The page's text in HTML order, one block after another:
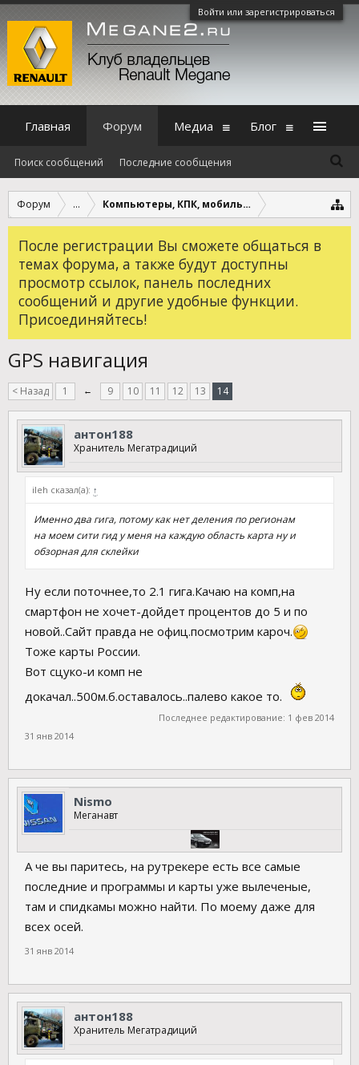
Войти или зарегистрироваться
Форум ... Компьютеры, КПК, мобильные устройства
После регистрации Вы сможете общаться в
темах форума, а также будут доступны
просмотр ссылок, панель последних
сообщений и другие удобные функции.
Присоединяйтесь!
GPS навигация
< Назад 1 ← 9 10 11 12 13 14
антон188
Хранитель Мегатрадиций
ileh сказал(а): ↑
Именно два гига, потому как нет деления по регионам
на моем сити гид у меня на каждую область карта ну и
обзорная для склейки
Ну если поточнее,то 2.1 гига.Качаю на комп,на
смартфон не хочет-дойдет процентов до 5 и по
новой..Сайт правда не офиц.посмотрим кароч.
Тоже карты России.
Вот сцуко-и комп не
докачал..500м.б.оставалось..палево какое то.
Последнее редактирование: 1 фев 2014
31 янв 2014
Nismo
Меганавт
А че вы паритесь, на рутрекере есть все самые
последние и программы и карты уже вылеченые,
там и спидкамы можно найти. По моему даже для
всех осей.
31 янв 2014
антон188
Хранитель Мегатрадиций
Главная Форум
Поиск сообщений Последние сообщения
Медиа Блог